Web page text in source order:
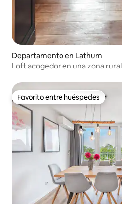
Departamento en Lathum
Loft acogedor en una zona rural
Favorito entre huéspedes
Favorito entre huéspedes